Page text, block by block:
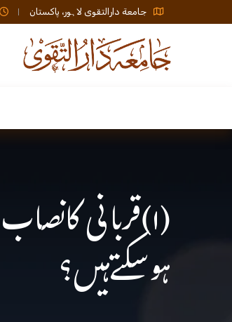
جامعة دارالتقوی لاہور، پاکستان
ہوسکتےہیں؟